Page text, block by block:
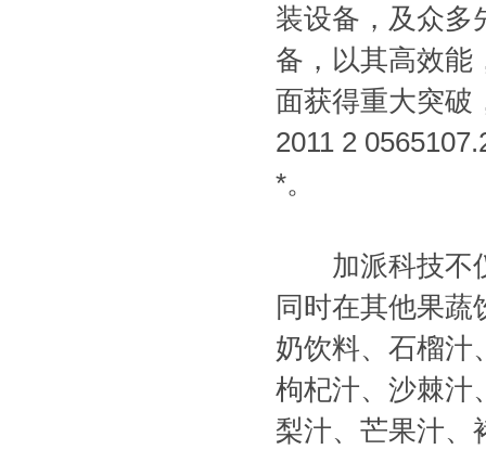
装设备，及众多
备，以其高效能
面获得重大突破
2011 2
*。
加派科技不仅
同时在其他果
奶饮料、石榴汁
枸杞汁、沙棘汁
梨汁、芒果汁、